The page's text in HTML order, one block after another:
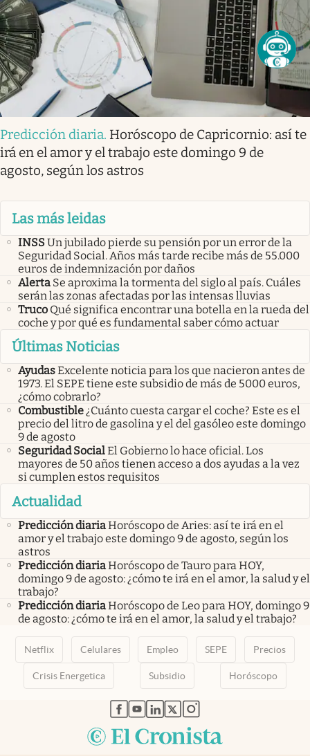
Predicción diaria. Horóscopo de Capricornio: así te
irá en el amor y el trabajo este domingo 9 de
agosto, según los astros
Las más leidas
INSSUn jubilado pierde su pensión por un error de la
Seguridad Social. Años más tarde recibe más de 55.000
euros de indemnización por daños
Alerta Se aproxima la tormenta del siglo al país. Cuáles
serán las zonas afectadas por las intensas lluvias
Truco Qué significa encontrar una botella en la rueda del
coche y por qué es fundamental saber cómo actuar
Últimas Noticias
AyudasExcelente noticia para los que nacieron antes de
1973. El SEPE tiene este subsidio de más de 5000 euros,
¿cómo cobrarlo?
Combustible¿Cuánto cuesta cargar el coche? Este es el
precio del litro de gasolina y el del gasóleo este domingo
9 de agosto
Seguridad SocialEl Gobierno lo hace oficial. Los
mayores de 50 años tienen acceso a dos ayudas a la vez
si cumplen estos requisitos
Actualidad
Predicción diariaHoróscopo de Aries: así te irá en el
amor y el trabajo este domingo 9 de agosto, según los
astros
Predicción diariaHoróscopo de Tauro para HOY,
domingo 9 de agosto: ¿cómo te irá en el amor, la salud y el
trabajo?
Predicción diariaHoróscopo de Leo para HOY, domingo 9
de agosto: ¿cómo te irá en el amor, la salud y el trabajo?
Netflix Celulares Empleo SEPE Precios
Crisis Energetica Subsidio Horóscopo
abre en nueva pestaña
abre en nueva pestaña
abre en nueva pestaña
abre en nueva pestaña
abre en nueva pestaña